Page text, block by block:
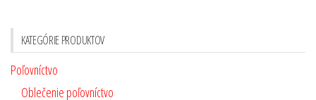
KATEGÓRIE PRODUKTOV
Poľovníctvo
Oblečenie poľovníctvo